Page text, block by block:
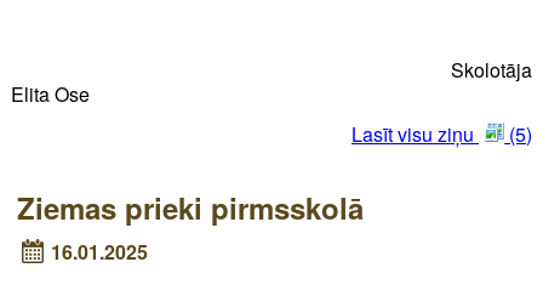
Skolotāja
Elita Ose
Lasīt visu ziņu
(5)
Ziemas prieki pirmsskolā
16.01.2025